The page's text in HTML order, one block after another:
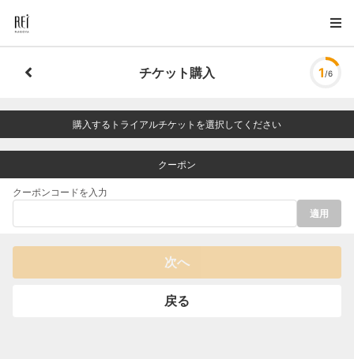
チケット購入 1 /6
購入するトライアルチケットを選択してください
クーポン
クーポンコードを入力
適用
次へ
戻る